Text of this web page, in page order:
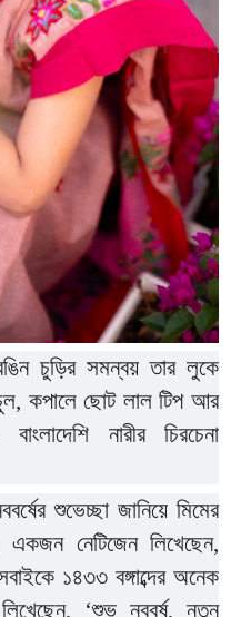
চুড়ির সমন্বয় তার লুকে
কপালে ছোট লাল টিপ আর
নারীর চিরচেনা
শুভেচ্ছা জানিয়ে মিমের
নেটিজেন লিখেছেন,
১৪৩৩ বঙ্গাব্দের অনেক
‘শুভ নববর্ষ, নতুন